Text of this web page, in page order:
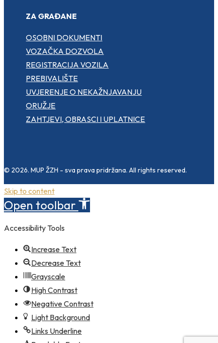
ZA GRAĐANE
OSOBNI DOKUMENTI
VOZAČKA DOZVOLA
REGISTRACIJA VOZILA
PREBIVALIŠTE
UVJERENJE O NEKAŽNJAVANJU
ORUŽJE
ZAHTJEVI, OBRASCI I UPLATNICE
© 2026. MUP ŽZH - sva prava pridržana. All rights reserved.
Skip to content
Open toolbar
Accessibility Tools
Increase Text
Decrease Text
Grayscale
High Contrast
Negative Contrast
Light Background
Links Underline